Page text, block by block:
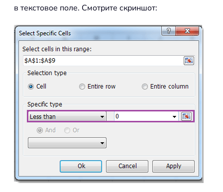
в текстовое поле. Смотрите скриншот: